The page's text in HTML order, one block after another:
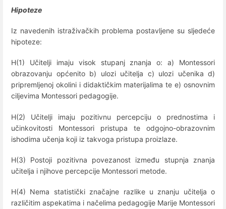
Hipoteze
Iz navedenih istraživačkih problema postavljene su sljedeće
hipoteze:
H(1) Učitelji imaju visok stupanj znanja o: a) Montessori
obrazovanju općenito b) ulozi učitelja c) ulozi učenika d)
pripremljenoj okolini i didaktičkim materijalima te e) osnovnim
ciljevima Montessori pedagogije.
H(2) Učitelji imaju pozitivnu percepciju o prednostima i
učinkovitosti Montessori pristupa te odgojno-obrazovnim
ishodima učenja koji iz takvoga pristupa proizlaze.
H(3) Postoji pozitivna povezanost između stupnja znanja
učitelja i njihove percepcije Montessori metode.
H(4) Nema statistički značajne razlike u znanju učitelja o
različitim aspekatima i načelima pedagogije Marije Montessori